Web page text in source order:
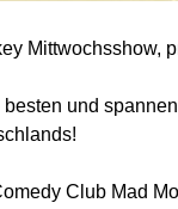
Mittwochsshow,
besten und
Club Mad